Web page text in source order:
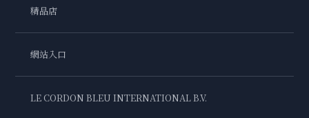
精品店
網站入口
LE CORDON BLEU INTERNATIONAL B.V.